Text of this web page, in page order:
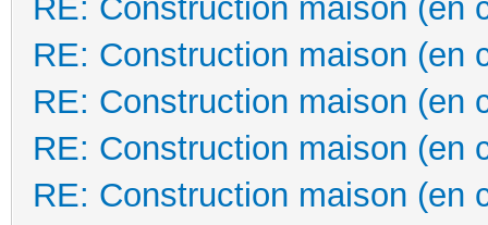
RE: Construction maison (en
RE: Construction maison (en
RE: Construction maison (en
RE: Construction maison (en
RE: Construction maison (en